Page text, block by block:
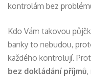
kontrolám bez
Kdo Vám takovou
banky to nebudou,
každého kontrolují.
bez dokládání příjmů,